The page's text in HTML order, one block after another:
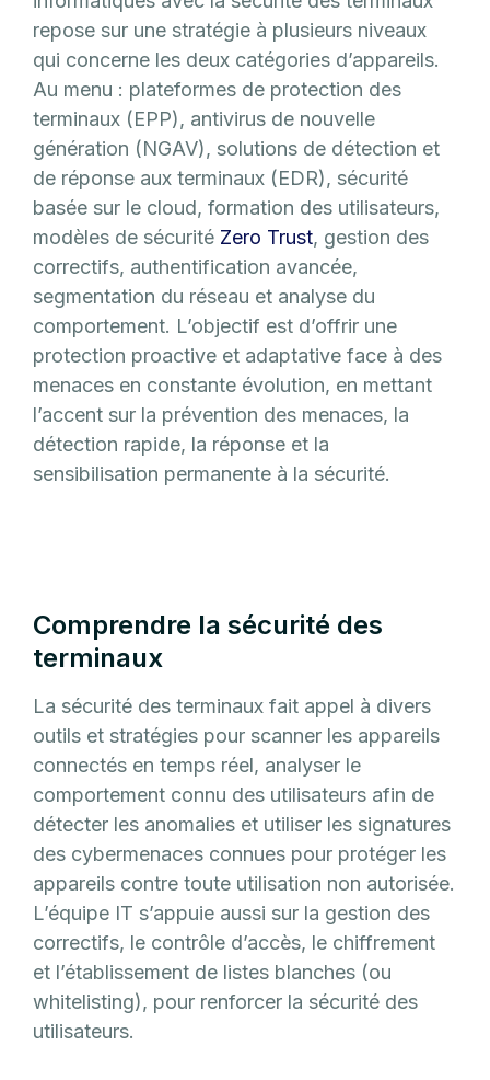
repose sur une stratégie à plusieurs niveaux
qui concerne les deux catégories d’appareils.
Au menu : plateformes de protection des
terminaux (EPP), antivirus de nouvelle
génération (NGAV), solutions de détection et
de réponse aux terminaux (EDR), sécurité
basée sur le cloud, formation des utilisateurs,
modèles de sécurité Zero Trust, gestion des
correctifs, authentification avancée,
segmentation du réseau et analyse du
comportement. L’objectif est d’offrir une
protection proactive et adaptative face à des
menaces en constante évolution, en mettant
l’accent sur la prévention des menaces, la
détection rapide, la réponse et la
sensibilisation permanente à la sécurité.
Comprendre la sécurité des
terminaux
La sécurité des terminaux fait appel à divers
outils et stratégies pour scanner les appareils
connectés en temps réel, analyser le
comportement connu des utilisateurs afin de
détecter les anomalies et utiliser les signatures
des cybermenaces connues pour protéger les
appareils contre toute utilisation non autorisée.
L’équipe IT s’appuie aussi sur la gestion des
correctifs, le contrôle d’accès, le chiffrement
et l’établissement de listes blanches (ou
whitelisting), pour renforcer la sécurité des
utilisateurs.